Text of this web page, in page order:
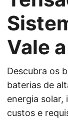
Vale
Descubra os
baterias de
energia solar,
custos e